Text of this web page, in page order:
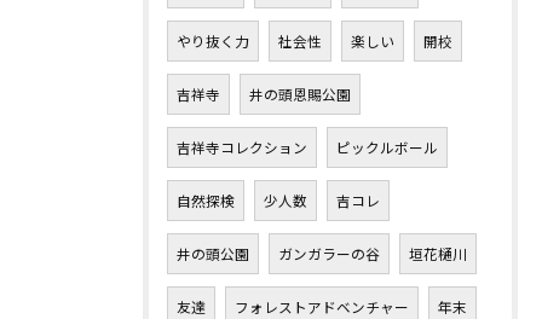
やり抜く力 社会性 楽しい 開校
吉祥寺 井の頭恩賜公園
吉祥寺コレクション ピックルボール
自然探検 少人数 吉コレ
井の頭公園 ガンガラーの谷 垣花樋川
友達 フォレストアドベンチャー 年末